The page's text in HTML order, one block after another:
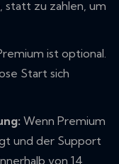
statt zu zahlen, um
ist optional.
Start sich
Wenn Premium
und der Support
von 14